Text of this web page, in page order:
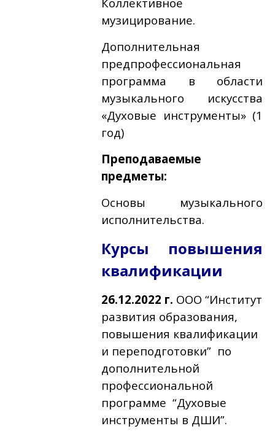
музицирование.
Дополнительная
предпрофессиональная
программа в области
музыкального искусства
«Духовые инструменты» (1
год)
Преподаваемые
предметы:
Основы музыкального
исполнительства.
Курсы повышения
квалификации
26.12.2022 г. ООО “Институт
развития образования,
повышения квалификации
и переподготовки” по
дополнительной
профессиональной
программе “Духовые
инструменты в ДШИ”.